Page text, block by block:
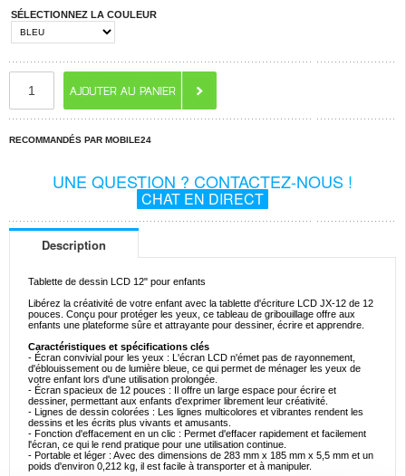
SÉLECTIONNEZ LA COULEUR
RECOMMANDÉS PAR MOBILE24
UNE QUESTION ? CONTACTEZ-NOUS !
CHAT EN DIRECT
Description
Tablette de dessin LCD 12" pour enfants
Libérez la créativité de votre enfant avec la tablette d'écriture LCD JX-12 de 12
pouces. Conçu pour protéger les yeux, ce tableau de gribouillage offre aux
enfants une plateforme sûre et attrayante pour dessiner, écrire et apprendre.
Caractéristiques et spécifications clés
- Écran convivial pour les yeux : L'écran LCD n'émet pas de rayonnement,
d'éblouissement ou de lumière bleue, ce qui permet de ménager les yeux de
votre enfant lors d'une utilisation prolongée.
- Écran spacieux de 12 pouces : Il offre un large espace pour écrire et
dessiner, permettant aux enfants d'exprimer librement leur créativité.
- Lignes de dessin colorées : Les lignes multicolores et vibrantes rendent les
dessins et les écrits plus vivants et amusants.
- Fonction d'effacement en un clic : Permet d'effacer rapidement et facilement
l'écran, ce qui le rend pratique pour une utilisation continue.
- Portable et léger : Avec des dimensions de 283 mm x 185 mm x 5,5 mm et un
poids d'environ 0,212 kg, il est facile à transporter et à manipuler.